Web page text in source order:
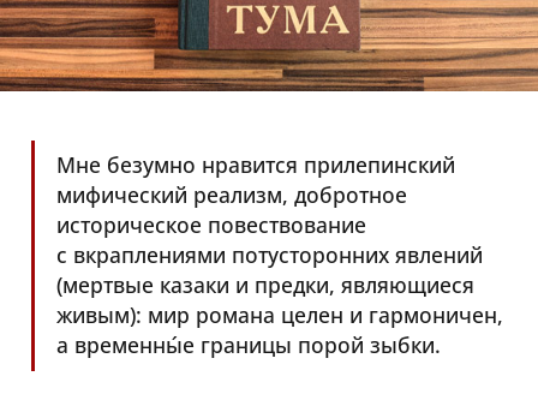
Мне безумно нравится прилепинский
мифический реализм, добротное
историческое повествование
с вкраплениями потусторонних явлений
(мертвые казаки и предки, являющиеся
живым): мир романа целен и гармоничен,
а временны́е границы порой зыбки.